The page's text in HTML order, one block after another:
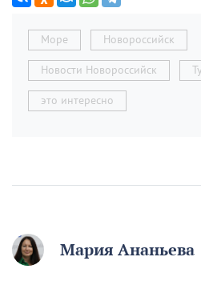
Море Новороссийск
Новости Новороссийск
это интересно
Мария Ананьева